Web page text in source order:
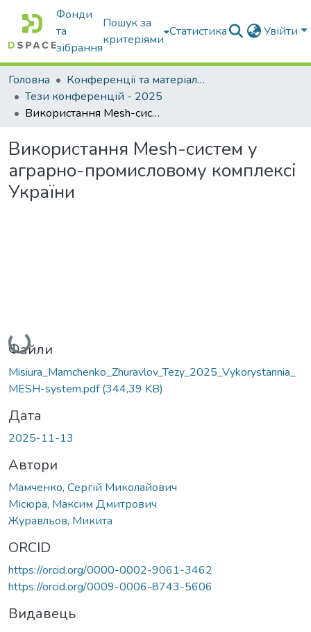
Фонди
та
зібрання
Пошук за
критеріями
Статистика Увійти
Головна
Конференції та матеріали конференцій
Тези конференцій - 2025
Використання Mesh-систем у аграрно-промисловому комплексі України
Використання Mesh-систем у
аграрно-промисловому комплексі
України
Вантажиться...
Файли
Misiura_Mamchenko_Zhuravlov_Tezy_2025_Vykorystannia_
MESH-system.pdf(344,39 KB)
Дата
2025-11-13
Автори
Мамченко, Сергій Миколайович
Місюра, Максим Дмитрович
Журавльов, Микита
ORCID
https://orcid.org/0000-0002-9061-3462
https://orcid.org/0009-0006-8743-5606
Видавець